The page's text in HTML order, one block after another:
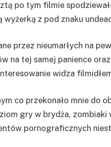
po tym filmie
z pod znaku
przez nieumarłych na
na tej samej panience
widza
co przekonało mnie do
gry w brydża, zombiaki
pornograficznych